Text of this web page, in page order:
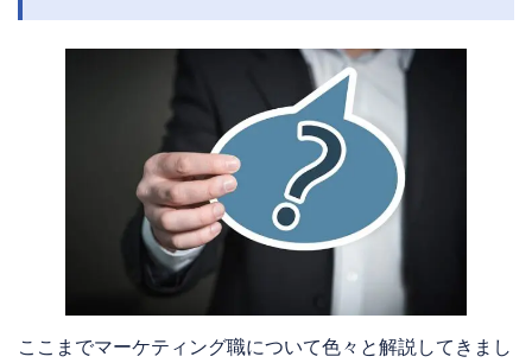
ここまでマーケティング職について色々と解説してきまし